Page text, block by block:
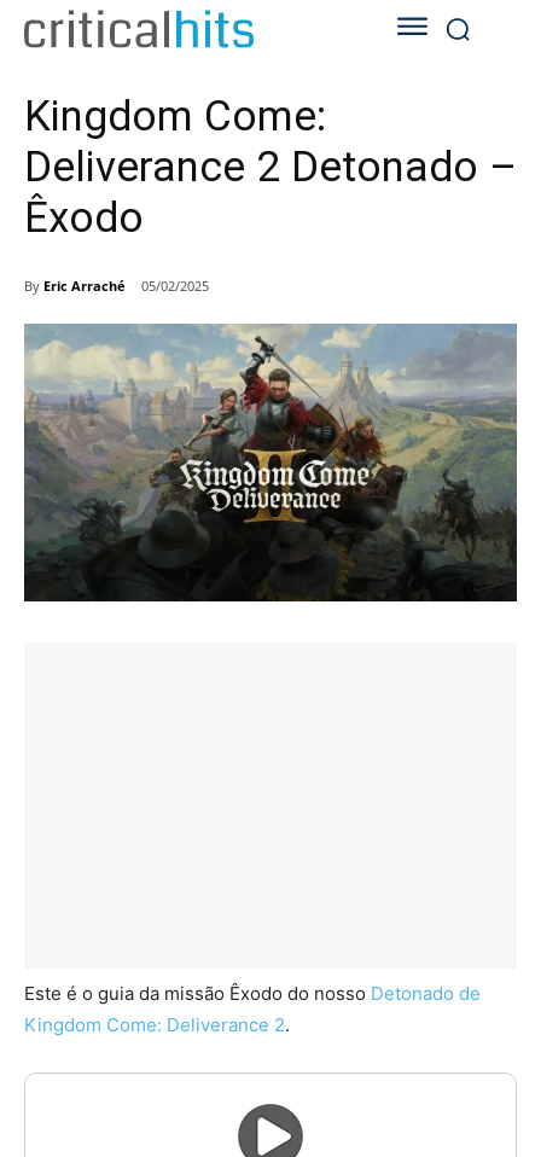
Kingdom Come:
Deliverance 2 Detonado –
Êxodo
By Eric Arraché 05/02/2025
Este é o guia da missão Êxodo do nosso Detonado de
Kingdom Come: Deliverance 2.